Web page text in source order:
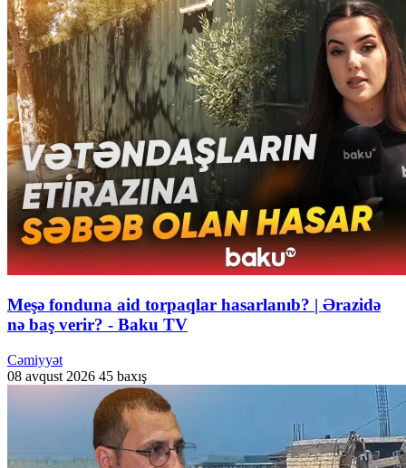
Meşə fonduna aid torpaqlar hasarlanıb? | Ərazidə
nə baş verir? - Baku TV
Cəmiyyət
08 avqust 2026 45 baxış